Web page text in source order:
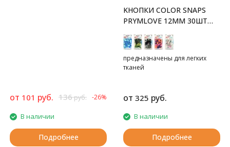
от 101 руб. 136руб. -26%
В наличии
Подробнее
KНОПКИ COLOR SNAPS
PRYMLOVE 12ММ 30ШТ
предназначены для легких
тканей
от 325 руб.
В наличии
Подробнее